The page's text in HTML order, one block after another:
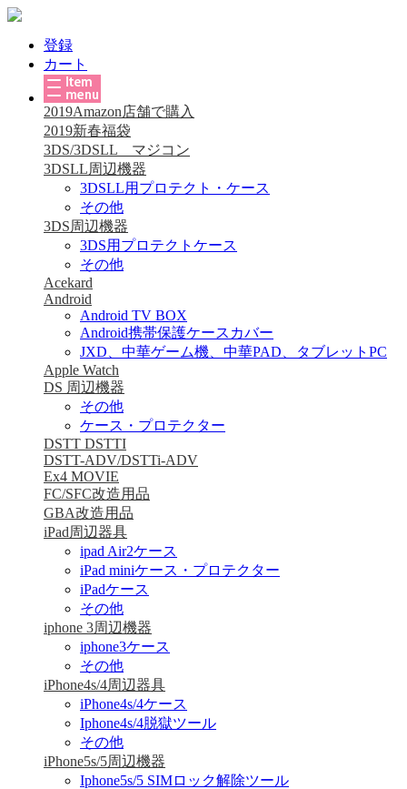
登録
カート
2019Amazon店舗で購入
2019新春福袋
3DS/3DSLL マジコン
3DSLL周辺機器
3DSLL用プロテクト・ケース
その他
3DS周辺機器
3DS用プロテクトケース
その他
Acekard
Android
Android TV BOX
Android携帯保護ケースカバー
JXD、中華ゲーム機、中華PAD、タブレットPC
Apple Watch
DS 周辺機器
その他
ケース・プロテクター
DSTT DSTTI
DSTT-ADV/DSTTi-ADV
Ex4 MOVIE
FC/SFC改造用品
GBA改造用品
iPad周辺器具
ipad Air2ケース
iPad miniケース・プロテクター
iPadケース
その他
iphone 3周辺機器
iphone3ケース
その他
iPhone4s/4周辺器具
iPhone4s/4ケース
Iphone4s/4脱獄ツール
その他
iPhone5s/5周辺機器
Iphone5s/5 SIMロック解除ツール